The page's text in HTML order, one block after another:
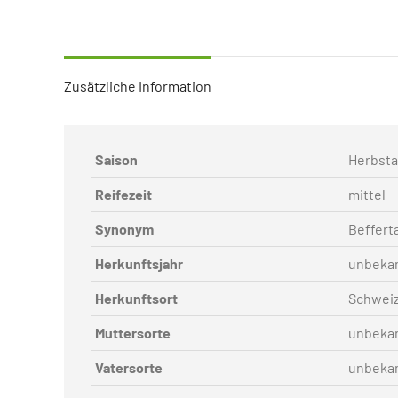
Zusätzliche Information
Saison
Reifezeit mittel
Synonym
Herkunftsjahr
Herkunftsort
Muttersorte
Vatersorte